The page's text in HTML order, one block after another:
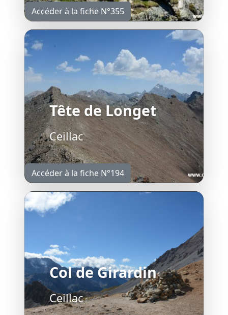
Accéder à la fiche N°355
Tête de Longet
Ceillac
Accéder à la fiche N°194
Col de Girardin
Ceillac